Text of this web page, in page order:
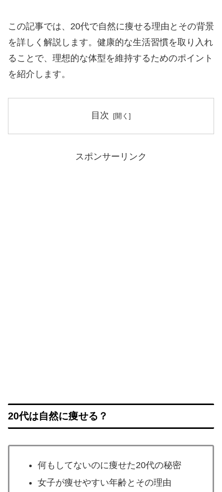
この記事では、20代で自然に痩せる理由とその背景
を詳しく解説します。健康的な生活習慣を取り入れ
ることで、理想的な体型を維持するためのポイント
を紹介します。
目次
スポンサーリンク
20代は自然に痩せる？
何もしてないのに痩せた20代の秘密
女子が痩せやすい年齢とその理由